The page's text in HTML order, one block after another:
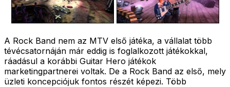
A Rock Band nem az MTV első játéka, a vállalat több
tévécsatornáján már eddig is foglalkozott játékokkal,
ráadásul a korábbi Guitar Hero játékok
marketingpartnerei voltak. De a Rock Band az első, mely
üzleti koncepciójuk fontos részét képezi. Több